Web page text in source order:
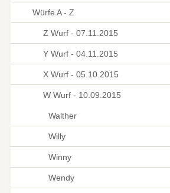
Würfe A - Z
Z Wurf - 07.11.2015
Y Wurf - 04.11.2015
X Wurf - 05.10.2015
W Wurf - 10.09.2015
Walther
Willy
Winny
Wendy